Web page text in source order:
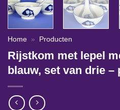
Home » Producten
Rijstkom met lepel
blauw, set van drie –